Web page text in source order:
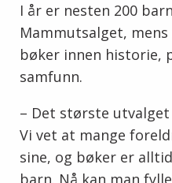
I år er nesten 200
Mammutsalget,
bøker innen historie,
samfunn.
– Det største
Vi vet at mange
sine, og bøker er
barn. Nå kan man